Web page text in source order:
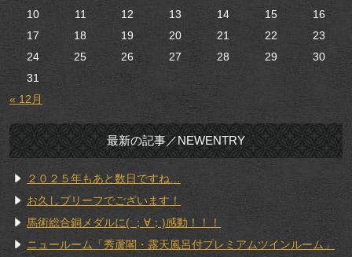
10
11 12 13 14 15
16
17
18 19 20 21 22
23
24
25 26 27 28 29
30
31
« 12月
最新の記事／NEWENTRY
２０２５年もあと数日ですね…
お久しブリーフでございます！
馬術総合銅メダルに( ；∀；)感動！！！
ニュールーム「秀蘆閣・露天風呂付プレミアムツインルーム」